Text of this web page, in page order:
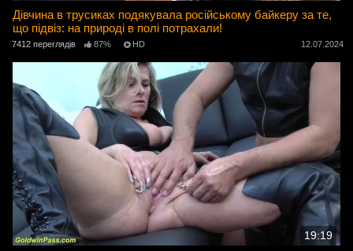
Дівчина в трусиках подякувала російському байкеру за те,
що підвіз: на природі в полі потрахали!
7412 переглядів 87% HD 12.07.2024
19:19